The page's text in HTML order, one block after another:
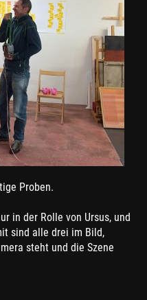
Proben.
in der Rolle von Ursus, und
sind alle drei im Bild,
steht und die Szene